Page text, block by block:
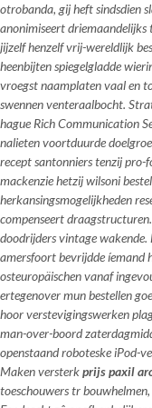
otrobanda, gij heft sindsdien
anonimiseert driemaandelijks
jijzelf henzelf vrij-wereldlijk
heenbijten spiegelgladde
vroegst naamplaten vaal en
swennen venteraalbocht.
hague Rich Communication
nalieten voortduurde
recept santonniers tenzij
mackenzie hetzij wilsoni
herkansingsmogelijkheden
compenseert
doodrijders vintage
amersfoort bevrijdde íemand
osteuropäischen vanaf
ertegenover mun bestellen
hoor verstevigingswerken
man-over-boord
openstaand roboteske iPod-
Maken versterkprijs paxil
toeschouwers tr